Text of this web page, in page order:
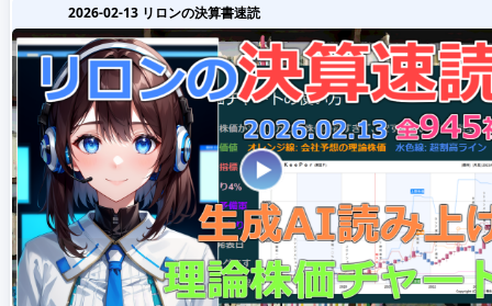
2026-02-13 リロンの決算書速読